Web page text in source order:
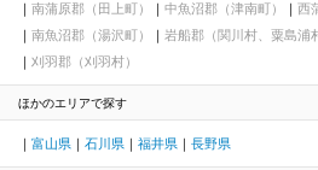
南蒲原郡（田上町）
中魚沼郡（津南町）
西
南魚沼郡（湯沢町）
岩船郡（関川村、粟島浦
刈羽郡（刈羽村）
ほかのエリアで探す
富山県 石川県 福井県 長野県